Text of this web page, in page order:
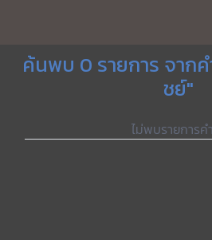
ค้นพบ 0 รายการ จาก
ชย์"
ไม่พบรายการค